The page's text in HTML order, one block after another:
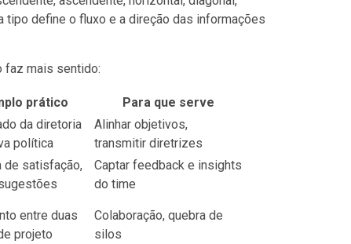
tipo define o fluxo e a direção das informações
faz mais sentido:
prático Para que serve
da diretoria
política
Alinhar objetivos,
transmitir diretrizes
de satisfação,
Captar feedback e insights
do time
entre duas
projeto
Colaboração, quebra de
silos